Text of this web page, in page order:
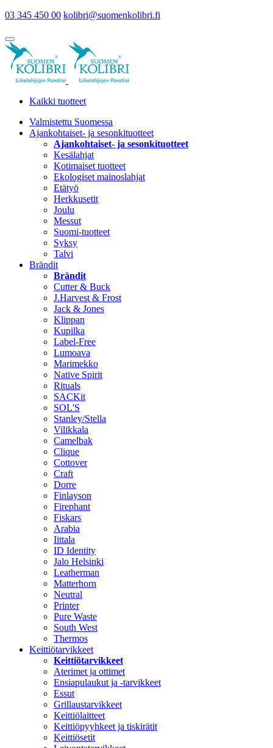
03 345 450 00 kolibri@suomenkolibri.fi
Kaikki tuotteet
Valmistettu Suomessa
Ajankohtaiset- ja sesonkituotteet
Ajankohtaiset- ja sesonkituotteet
Kesälahjat
Kotimaiset tuotteet
Ekologiset mainoslahjat
Etätyö
Herkkusetit
Joulu
Messut
Suomi-tuotteet
Syksy
Talvi
Brändit
Brändit
Cutter & Buck
J.Harvest & Frost
Jack & Jones
Klippan
Kupilka
Label-Free
Lumoava
Marimekko
Native Spirit
Rituals
SACKit
SOL'S
Stanley/Stella
Vilikkala
Camelbak
Clique
Cottover
Craft
Dorre
Finlayson
Firephant
Fiskars
Arabia
Iittala
ID Identity
Jalo Helsinki
Leatherman
Matterhorn
Neutral
Printer
Pure Waste
South West
Thermos
Keittiötarvikkeet
Keittiötarvikkeet
Aterimet ja ottimet
Ensiapulaukut ja -tarvikkeet
Essut
Grillaustarvikkeet
Keittiölaitteet
Keittiöpyyhkeet ja tiskirätit
Keittiösetit